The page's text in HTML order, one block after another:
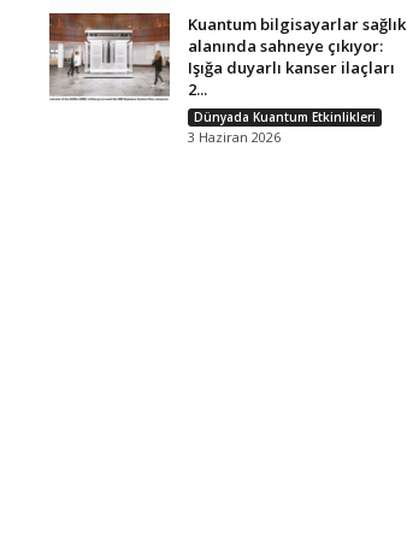
Kuantum bilgisayarlar sağlık
alanında sahneye çıkıyor:
Işığa duyarlı kanser ilaçları
2...
Dünyada Kuantum Etkinlikleri
3 Haziran 2026